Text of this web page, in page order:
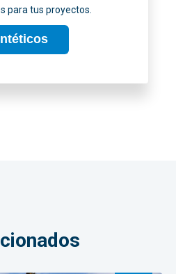
para tus proyectos.